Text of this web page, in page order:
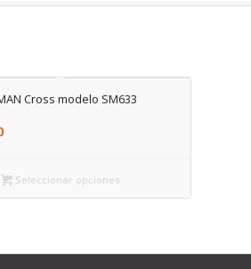
Cross modelo SM633
Seleccionar opciones